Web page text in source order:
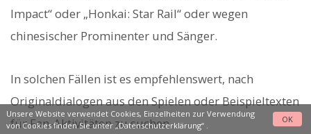
Impact“ oder „Honkai: Star Rail“ oder wegen
chinesischer Prominenter und Sänger.
In solchen Fällen ist es empfehlenswert, nach
Originaldialogen aus den Spielen oder Beispieltexten
für Fan-Aktivitäten zu suchen.
Unsere Website verwendet Cookies, Einzelheiten zur Verwendung
von Cookies finden Sie unter „Datenschutzerklärung“.
OK